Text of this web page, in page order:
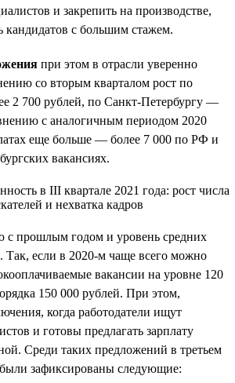
и закрепить на производстве,
кандидатов с большим стажем.
при этом в отрасли уверенно
со вторым кварталом рост по
2 700 рублей, по Санкт-Петербургу —
с аналогичным периодом 2020
еще больше — более 7 000 по РФ и
вакансиях.
с прошлым годом и уровень средних
Так, если в 2020-м чаще всего можно
вакансии на уровне 120
150 000 рублей. При этом,
когда работодатели ищут
и готовы предлагать зарплату
Среди таких предложений в третьем
были зафиксированы следующие: